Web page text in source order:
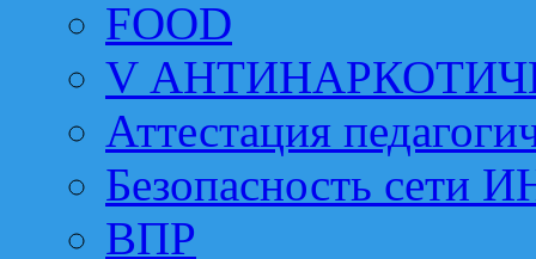
FOOD
V
Аттестация
Безопасность сети
ВПР